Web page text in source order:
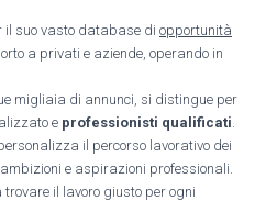
il suo vasto database di opportunità
a privati e aziende, operando in
migliaia di annunci, si distingue per
e professionisti qualificati
il percorso lavorativo dei
e aspirazioni professionali.
trovare il lavoro giusto per ogni